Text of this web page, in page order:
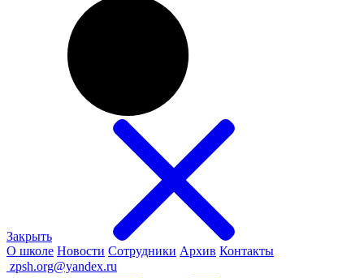
Закрыть
О школе Новости Сотрудники Архив Контакты
zpsh.org@yandex.ru